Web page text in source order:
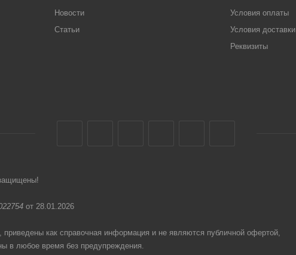
Новости
Статьи
Условия оплаты
Условия доставки
Реквизиты
от 28.01.2026
как справочная информация и не являются публичной офертой,
в любое время без предупреждения.